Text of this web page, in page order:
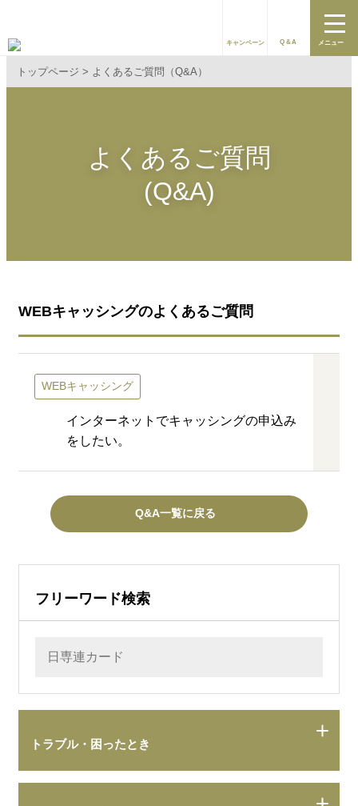
キャンペーン Q&A メニュー
トップページ よくあるご質問（Q&A）
よくあるご質問
(Q&A)
WEBキャッシングのよくあるご質問
WEBキャッシング
インターネットでキャッシングの申込み
をしたい。
Q&A一覧に戻る
フリーワード検索
トラブル・困ったとき